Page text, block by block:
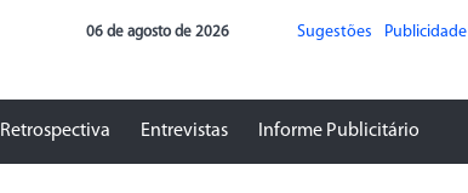
06 de agosto de 2026 Sugestões Publicidade
Retrospectiva Entrevistas Informe Publicitário